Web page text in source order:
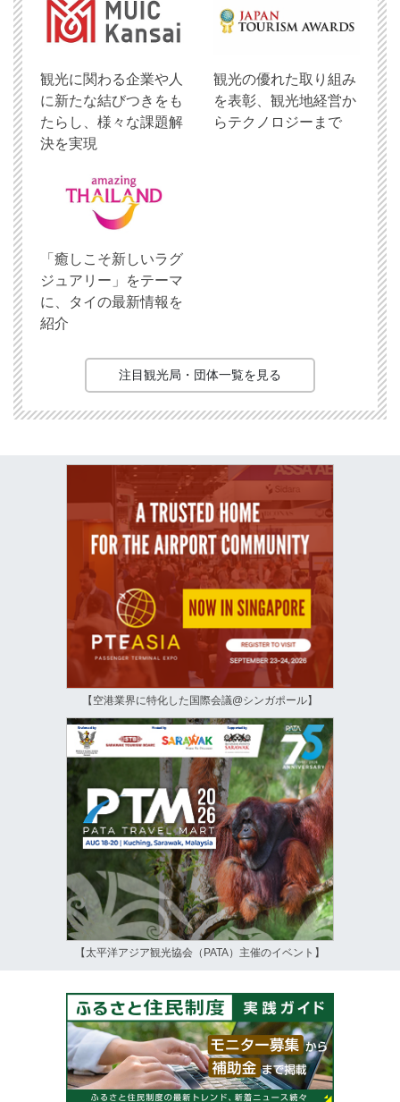
観光に関わる企業や人
に新たな結びつきをも
たらし、様々な課題解
決を実現
観光の優れた取り組み
を表彰、観光地経営か
らテクノロジーまで
「癒しこそ新しいラグ
ジュアリー」をテーマ
に、タイの最新情報を
紹介
注目観光局・団体一覧を見る
【空港業界に特化した国際会議@シンガポール】
【太平洋アジア観光協会（PATA）主催のイベント】